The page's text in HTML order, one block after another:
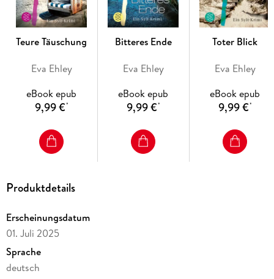
Männer schweigen: Bei Sonnenaufgang sitzt eine rothaarige
Schönheit allein im Strandkorb. Sie ist nackt, und sie ist tot.
Und eine andere Frau, die ihr bis aufs Haar ähnelt, ist in
größter Gefahr.
Drei Krimis in einem Band: der perfekte Einstieg in die
beliebte Krimi-Reihe
Noch mehr Nervenkitzel mit der Sylt-Krimi-Reihe:
Band 1: Engel sterben
Band 2: Frauen lügen
Band 3: Männer schweigen
Teure Täuschung
Eva Ehley
eBook epub
9,99 €*
Bitteres Ende
Eva Ehley
eBook epub
9,99 €*
Toter Blick
Eva Ehley
eBook epub
9,99 €*
Produktdetails
Erscheinungsdatum
01. Juli 2025
Sprache
deutsch